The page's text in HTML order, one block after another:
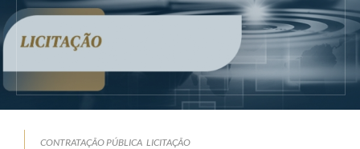
CONTRATAÇÃO PÚBLICA LICITAÇÃO